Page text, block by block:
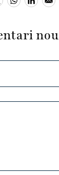
nou